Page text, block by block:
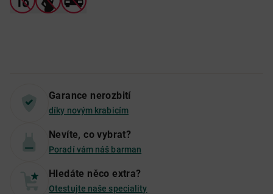
Garance nerozbití
díky novým krabicím
Nevíte, co vybrat?
Poradí vám náš barman
Hledáte něco extra?
Otestujte naše speciality